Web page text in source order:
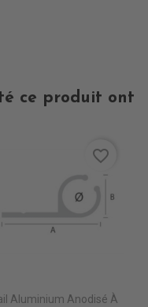
ce produit ont
Aluminium Anodisé À
favorite_border